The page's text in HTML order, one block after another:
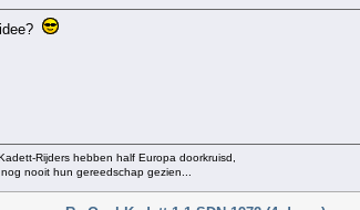
Rijders hebben half Europa doorkruisd,
nooit hun gereedschap gezien...